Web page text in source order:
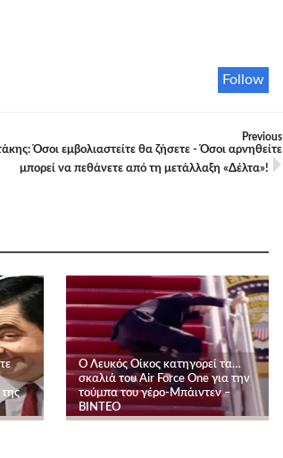
Follow
Previous
Όσοι εμβολιαστείτε θα ζήσετε - Όσοι αρνηθείτε
μπορεί να πεθάνετε από τη μετάλλαξη «Δέλτα»!
Ο Λευκός Οίκος κατηγορεί τα…
σκαλιά του Air Force One για την
τούμπα του γέρο-Μπάιντεν –
ΒΙΝΤΕΟ